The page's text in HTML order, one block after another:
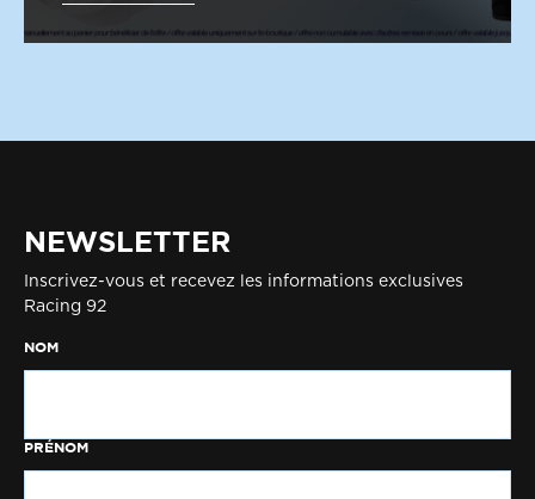
NEWSLETTER
Inscrivez-vous et recevez les informations exclusives
Racing 92
NOM
PRÉNOM